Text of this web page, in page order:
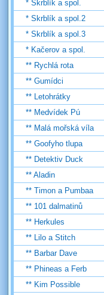
* Skrblík a spol.
* Skrblík a spol.2
* Skrblík a spol.3
* Kačerov a spol.
** Rychlá rota
** Gumídci
** Letohrátky
** Medvídek Pú
** Malá mořská víla
** Goofyho tlupa
** Detektiv Duck
** Aladin
** Timon a Pumbaa
** 101 dalmatinů
** Herkules
** Lilo a Stitch
** Barbar Dave
** Phineas a Ferb
** Kim Possible